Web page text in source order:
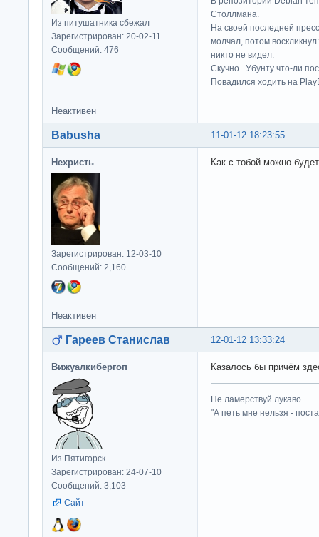
Из питушатника сбежал
Зарегистрирован: 20-02-11
Сообщений: 476
Столлмана.
На своей последней
молчал, потом
никто не видел.
Скучно.. Убунту что-ли
Повадился ходить на
Неактивен
11-01-12 18:23:55
Babusha
Нехристь
Зарегистрирован: 12-03-10
Сообщений: 2,160
Как с тобой можно
Неактивен
12-01-12 13:33:24
Гареев Станислав
Вижуалкибергоп
Из Пятигорск
Зарегистрирован: 24-07-10
Сообщений: 3,103
Сайт
Казалось бы причём
Не ламерствуй лукаво.
"А петь мне нельзя -